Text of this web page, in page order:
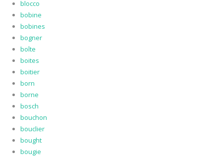
blocco
bobine
bobines
bogner
boîte
boites
boitier
born
borne
bosch
bouchon
bouclier
bought
bougie